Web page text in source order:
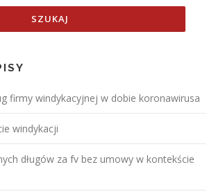
firmy windykacyjnej w dobie koronawirusa
windykacji
długów za fv bez umowy w kontekście